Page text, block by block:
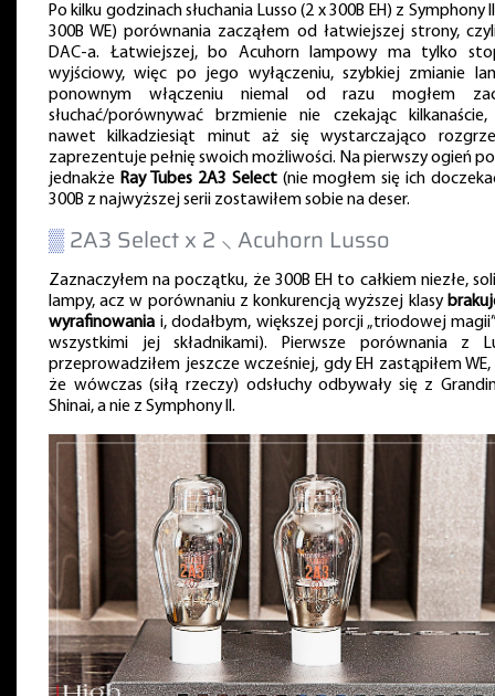
Po kilku godzinach słuchania Lusso (2 x 300B EH) z Symphony
300B WE) porównania zacząłem od łatwiejszej strony,
DAC-a. Łatwiejszej, bo Acuhorn lampowy ma tylko
wyjściowy, więc po jego wyłączeniu, szybkiej zmianie
ponownym włączeniu niemal od razu mogłem
słuchać/porównywać brzmienie nie czekając
nawet kilkadziesiąt minut aż się wystarczająco
zaprezentuje pełnię swoich możliwości. Na pierwszy ogień
jednakże Ray Tubes 2A3 Select(nie mogłem się ich
300B z najwyższej serii zostawiłem sobie na deser.
▒2A3 Select x 2 ⸜ Acuhorn Lusso
Zaznaczyłem na początku, że 300B EH to całkiem niezłe,
lampy, acz w porównaniu z konkurencją wyższej klasy
wyrafinowania i, dodałbym, większej porcji „triodowej
wszystkimi jej składnikami). Pierwsze porównania z
przeprowadziłem jeszcze wcześniej, gdy EH zastąpiłem
że wówczas (siłą rzeczy) odsłuchy odbywały się z
Shinai, a nie z Symphony II.